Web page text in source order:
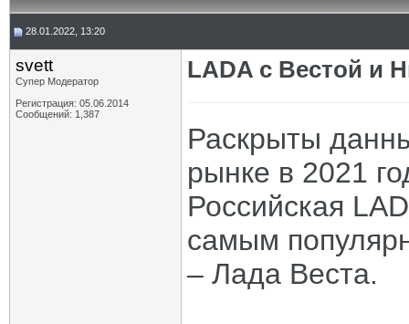
28.01.2022, 13:20
svett
Супер Модератор
Регистрация: 05.06.2014
Сообщений: 1,387
LADA с Вестой и
Раскрыты
рынке в 2021
Российская
самым
– Лада Веста.